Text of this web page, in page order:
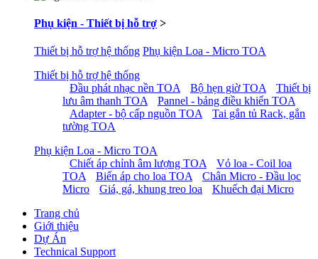
Phụ kiện - Thiết bị hỗ trợ >
Thiết bị hỗ trợ hệ thống Phụ kiện Loa - Micro TOA
Thiết bị hỗ trợ hệ thống
Đầu phát nhạc nền TOA
Bộ hẹn giờ TOA
Thiết bị
lưu âm thanh TOA
Pannel - bảng điều khiển TOA
Adapter - bộ cấp nguồn TOA
Tai gắn tủ Rack, gắn
tường TOA
Phụ kiện Loa - Micro TOA
Chiết áp chỉnh âm lượng TOA
Vỏ loa - Coil loa
TOA
Biến áp cho loa TOA
Chân Micro - Đầu lọc
Micro
Giá, gá, khung treo loa
Khuếch đại Micro
Trang chủ
Giới thiệu
Dự Án
Technical Support